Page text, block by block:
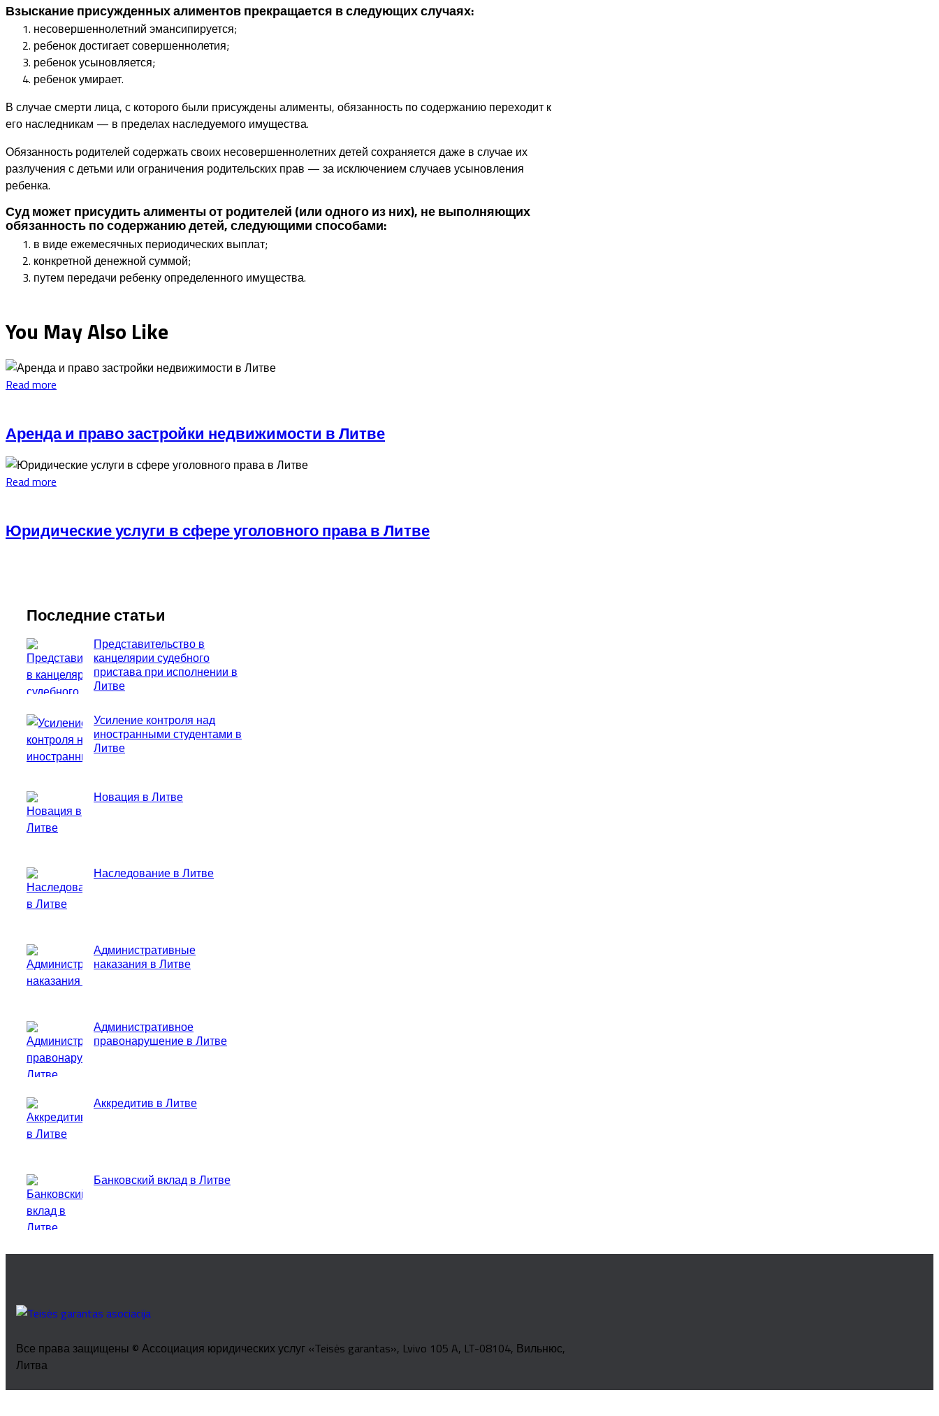
Взыскание присужденных алиментов прекращается в следующих случаях:
несовершеннолетний эмансипируется;
ребенок достигает совершеннолетия;
ребенок усыновляется;
ребенок умирает.
В случае смерти лица, с которого были присуждены алименты, обязанность по содержанию переходит к
его наследникам — в пределах наследуемого имущества.
Обязанность родителей содержать своих несовершеннолетних детей сохраняется даже в случае их
разлучения с детьми или ограничения родительских прав — за исключением случаев усыновления
ребенка.
Суд может присудить алименты от родителей (или одного из них), не выполняющих
обязанность по содержанию детей, следующими способами:
в виде ежемесячных периодических выплат;
конкретной денежной суммой;
путем передачи ребенку определенного имущества.
You May Also Like
Read more
Аренда и право застройки недвижимости в Литве
Read more
Юридические услуги в сфере уголовного права в Литве
Последние статьи
Представительство в
канцелярии судебного
пристава при исполнении в
Литве
Усиление контроля над
иностранными студентами в
Литве
Новация в Литве
Наследование в Литве
Административные
наказания в Литве
Административное
правонарушение в Литве
Аккредитив в Литве
Банковский вклад в Литве
Все права защищены © Ассоциация юридических услуг «Teisės garantas», Lvivo 105 A, LT-08104, Вильнюс,
Литва